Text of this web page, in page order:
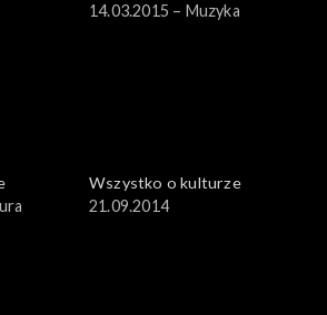
14.03.2015 – Muzyka
Wszystko o kulturze
21.09.2014